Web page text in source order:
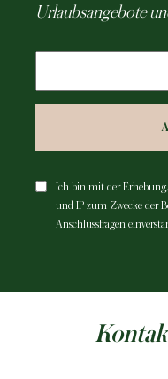
Urlaubsangebote
Ich bin mit der
und IP zum Zwecke der
Anschlussfragen